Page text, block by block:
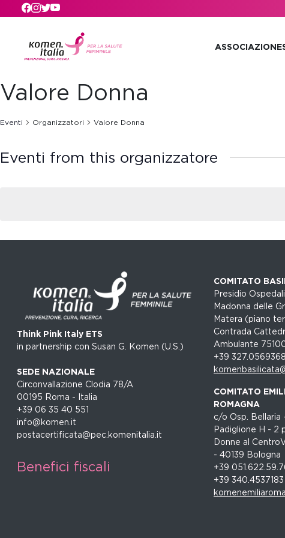
Skip to main content
ASSOCIAZIONE
Valore Donna
Eventi Organizzatori Valore Donna
Eventi from this organizzatore
Think Pink Italy ETS
in partnership con Susan G. Komen (U.S.)
SEDE NAZIONALE
Circonvallazione Clodia 78/A
00195 Roma - Italia
+39 06 35 40 551
info@komen.it
postacertificata@pec.komenitalia.it
Benefici fiscali
COMITATO
Presidio
Madonna delle
Matera (piano
Contrada
Ambulante
+39 327.0569368
COMITATO
ROMAGNA
c/o Osp. Bellaria
Padiglione H - 2
Donne al
- 40139 Bologna
+39
+39 340.4537183